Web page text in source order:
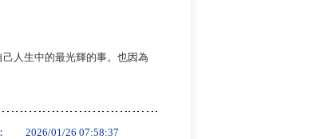
人生中的最光輝的事。也因為
2026/01/26 07:58:37